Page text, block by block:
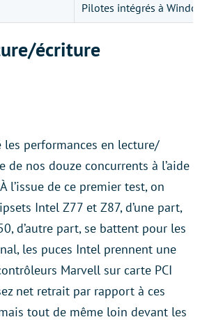
Pilotes intégrés à
écriture
les performances en lecture/
de nos douze concurrents à l’aide
l’issue de ce premier test, on
Intel Z77 et Z87, d’une part,
d’autre part, se battent pour les
les puces Intel prennent une
Marvell sur carte PCI
net retrait par rapport à ces
tout de même loin devant les